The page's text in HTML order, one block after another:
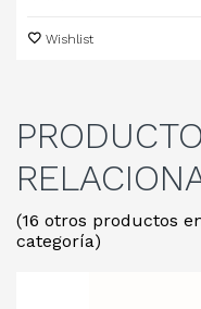
Wishlist
(16 otros productos
categoría)